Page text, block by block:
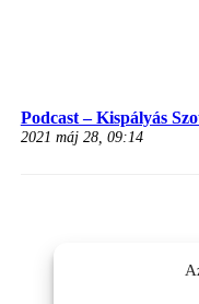
Podcast – Kispályás
2021 máj 28, 09:14